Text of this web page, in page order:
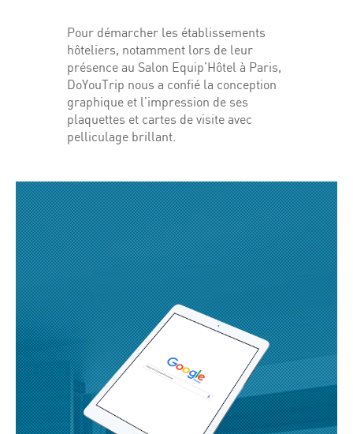
Pour démarcher les établissements
hôteliers, notamment lors de leur
présence au Salon Equip’Hôtel à Paris,
DoYouTrip nous a confié la conception
graphique et l’impression de ses
plaquettes et cartes de visite avec
pelliculage brillant.